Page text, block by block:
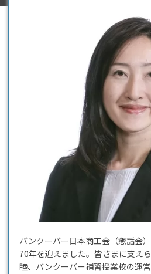
詳しく見る
バンクーバー日本商工会（懇話会
70年を迎えました。皆さまに支え
睦、バンクーバー補習授業校の運